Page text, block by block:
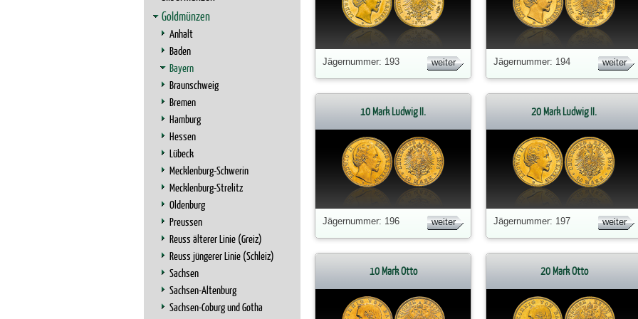
Goldmünzen
Anhalt
Baden
Bayern
Braunschweig
Bremen
Hamburg
Hessen
Lübeck
Mecklenburg-Schwerin
Mecklenburg-Strelitz
Oldenburg
Preussen
Reuss älterer Linie (Greiz)
Reuss jüngerer Linie (Schleiz)
Sachsen
Sachsen-Altenburg
Sachsen-Coburg und Gotha
Jägernummer: 193 weiter Jägernummer: 194 weiter
10 Mark Ludwig II.
Jägernummer: 196 weiter
20 Mark Ludwig II.
Jägernummer: 197 weiter
10 Mark Otto 20 Mark Otto